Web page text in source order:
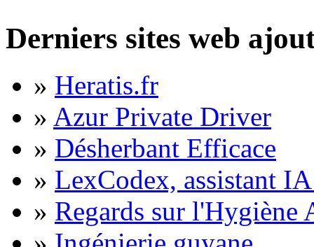
Derniers sites web
» Heratis.fr
» Azur Private Driver
» Désherbant Efficace
» LexCodex, assistant
» Regards sur l'Hygiène